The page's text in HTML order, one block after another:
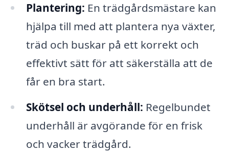
Plantering: En trädgårdsmästare kan
hjälpa till med att plantera nya växter,
träd och buskar på ett korrekt och
effektivt sätt för att säkerställa att de
får en bra start.
Skötsel och underhåll: Regelbundet
underhåll är avgörande för en frisk
och vacker trädgård.